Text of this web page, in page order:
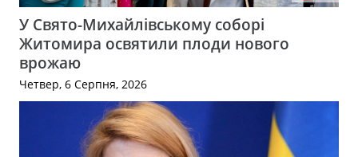
У Свято-Михайлівському соборі
Житомира освятили плоди нового
врожаю
Четвер, 6 Серпня, 2026